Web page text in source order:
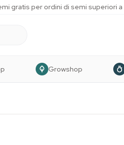
gratis per ordini di semi superiori
Growshop